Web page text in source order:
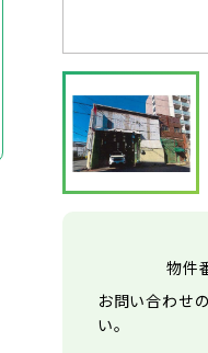
物件
お問い合わせ
い。